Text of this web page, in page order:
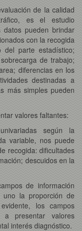
de la calidad
es el estudio
pueden brindar
con la recogida
del parte estadístico;
de trabajo;
diferencias en los
destinadas a
más simples pueden
valores faltantes:
según la
variable, nos puede
recogida: dificultades
descuidos en la
de información
uno la proporción de
los campos
a presentar valores
interés diagnóstico.